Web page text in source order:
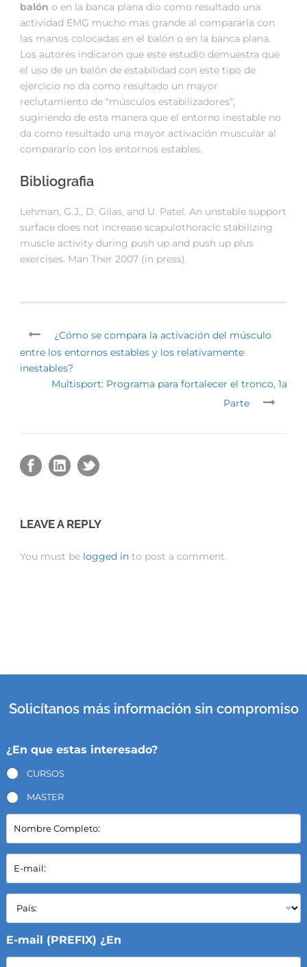
balón o en la banca plana dio como resultado una
actividad EMG mucho mas grande al compararla con
las manos colocadas en el balón o en la banca plana.
Los autores indicaron que este estudio demuestra que
el uso de un balón de estabilidad con este tipo de
ejercicio no da como resultado un mayor
reclutamiento de “músculos estabilizadores”,
sugiriendo de esta manera que el entorno inestable no
da como resultado una mayor activación muscular al
compararlo con los entornos estables.
Bibliografia
Lehman, G.J., D. Gilas, and U. Patel. An unstable support
surface does not increase scapulothoraclc stabilizing
muscle activity during push up and push up plus
exercises. Man Ther 2007 (in press).
¿Cómo se compara la activación del músculo
entre los entornos estables y los relativamente
inestables?
Multisport: Programa para fortalecer el tronco, 1a
Parte
LEAVE A REPLY
You must be logged in to post a comment.
Solicítanos más información sin compromiso
¿En que estas interesado?
CURSOS
MASTER
N
m
b
e
C
m
p
e
E
m
a
l
*
P
í
s
E-mail (PREFIX) ¿En